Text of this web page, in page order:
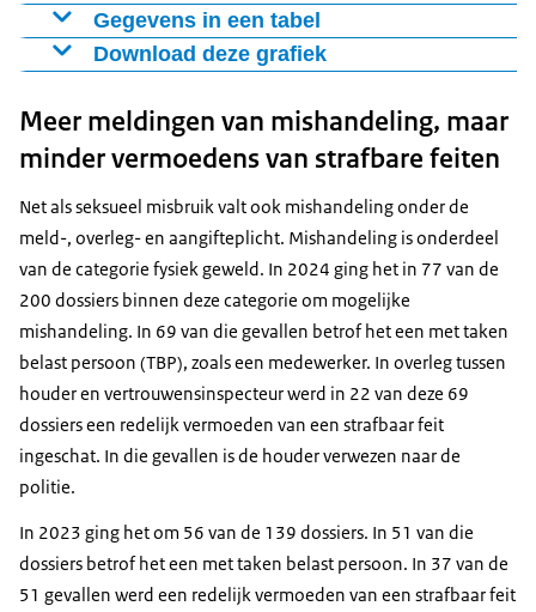
Gegevens in een tabel
Soort dossier 2024
Waarvan aantal TBP
35 27
26
Waarvan aantal aangiften23 23 22
Download deze grafiek
Download CSV-bestand
Meer meldingen van mishandeling, maar
minder vermoedens van strafbare feiten
Net als seksueel misbruik valt ook mishandeling onder de
meld-, overleg- en aangifteplicht. Mishandeling is onderdeel
van de categorie fysiek geweld. In 2024 ging het in 77 van de
200 dossiers binnen deze categorie om mogelijke
mishandeling. In 69 van die gevallen betrof het een met taken
belast persoon (TBP), zoals een medewerker. In overleg tussen
houder en vertrouwensinspecteur werd in 22 van deze 69
dossiers een redelijk vermoeden van een strafbaar feit
ingeschat. In die gevallen is de houder verwezen naar de
politie.
In 2023 ging het om 56 van de 139 dossiers. In 51 van die
dossiers betrof het een met taken belast persoon. In 37 van de
51 gevallen werd een redelijk vermoeden van een strafbaar feit